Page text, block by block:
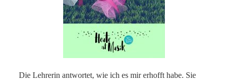
Die Lehrerin antwortet, wie ich es mir erhofft habe. Sie